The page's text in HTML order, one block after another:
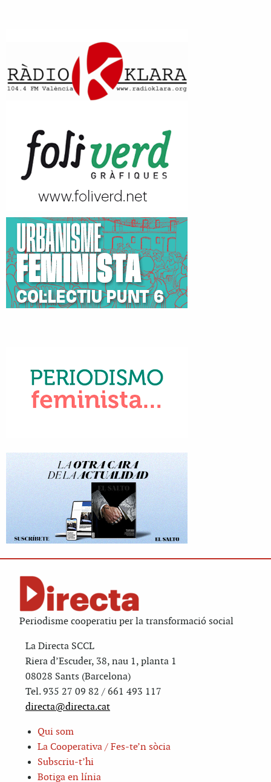
Periodisme cooperatiu per la transformació social
La Directa SCCL
Riera d’Escuder, 38, nau 1, planta 1
08028 Sants (Barcelona)
Tel. 935 27 09 82 / 661 493 117
directa@directa.cat
Qui som
La Cooperativa / Fes-te’n sòcia
Subscriu-t’hi
Botiga en línia